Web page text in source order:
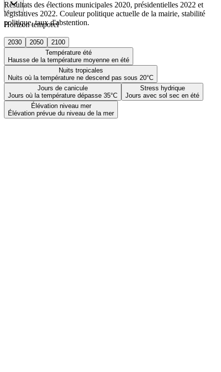
Horizon temporel
2030 2050
2100
Température été
Hausse de la température moyenne en été
Nuits tropicales
Nuits où la température ne descend pas sous 20°C
Jours de canicule
Jours où la température dépasse 35°C
Stress hydrique
Jours avec sol sec en été
Élévation niveau mer
Élévation prévue du niveau de la mer
Résultats des élections municipales 2020, présidentielles 2022 et
législatives 2022. Couleur politique actuelle de la mairie, stabilité
politique, taux d'abstention.